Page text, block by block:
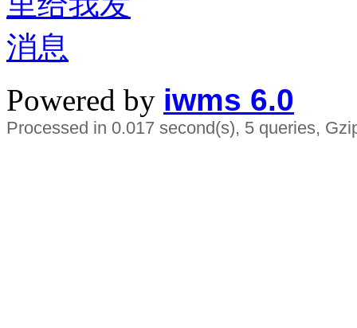
Powered by iwms 6.0
Processed in 0.017 second(s), 5 queries,